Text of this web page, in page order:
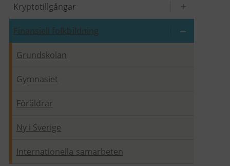
Kryptotillgångar
Finansiell folkbildning
Grundskolan
Gymnasiet
Föräldrar
Ny i Sverige
Internationella samarbeten